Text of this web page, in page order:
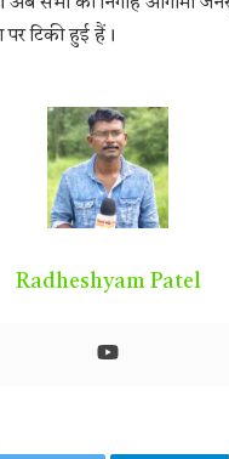
सभी की निगाहें आगामी
पर टिकी हुई हैं।
Radheshyam Patel